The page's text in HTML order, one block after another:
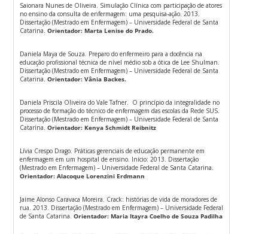
Saionara Nunes de Oliveira. Simulação Clínica com participação de atores
no ensino da consulta de enfermagem: uma pesquisa-ação. 2013.
Dissertação (Mestrado em Enfermagem) – Universidade Federal de Santa
Catarina.Orientador: Marta Lenise do Prado.
Daniela Maya de Souza. Preparo do enfermeiro para a docência na
educação profissional técnica de nível médio sob a ótica de Lee Shulman.
Dissertação (Mestrado em Enfermagem) – Universidade Federal de Santa
Catarina.Orientador: Vânia Backes.
Daniela Priscila Oliveira do Vale Tafner. O princípio da integralidade no
processo de formação do técnico de enfermagem das escolas da Rede SUS.
Dissertação (Mestrado em Enfermagem) – Universidade Federal de Santa
Catarina.Orientador: Kenya Schmidt Reibnitz
Lívia Crespo Drago. Práticas gerenciais de educação permanente em
enfermagem em um hospital de ensino. Início: 2013. Dissertação
(Mestrado em Enfermagem) – Universidade Federal de Santa Catarina.
Orientador: Alacoque Lorenzini Erdmann
Jaime Alonso Caravaca Moreira. Crack: histórias de vida de moradores de
rua. 2013. Dissertação (Mestrado em Enfermagem) – Universidade Federal
de Santa Catarina.Orientador: Maria Itayra Coelho de Souza Padilha